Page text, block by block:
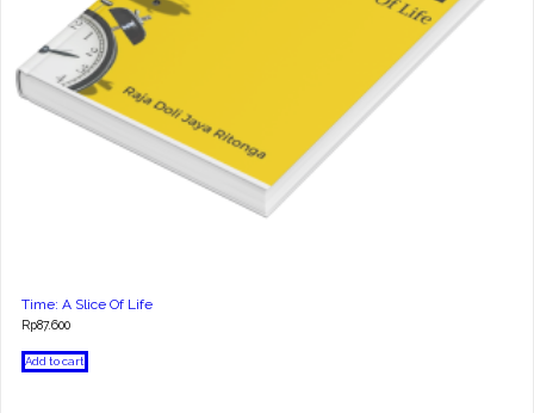
Time: A Slice Of Life
Rp87.600
Add to cart